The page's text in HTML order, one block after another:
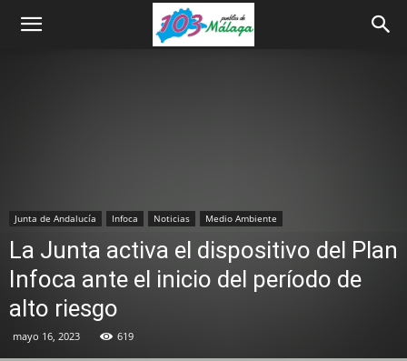
Junta de Andalucía Infoca Noticias Medio Ambiente
La Junta activa el dispositivo del Plan
Infoca ante el inicio del período de
alto riesgo
mayo 16, 2023 619